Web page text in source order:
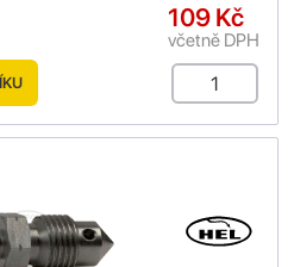
109 Kč
včetně DPH